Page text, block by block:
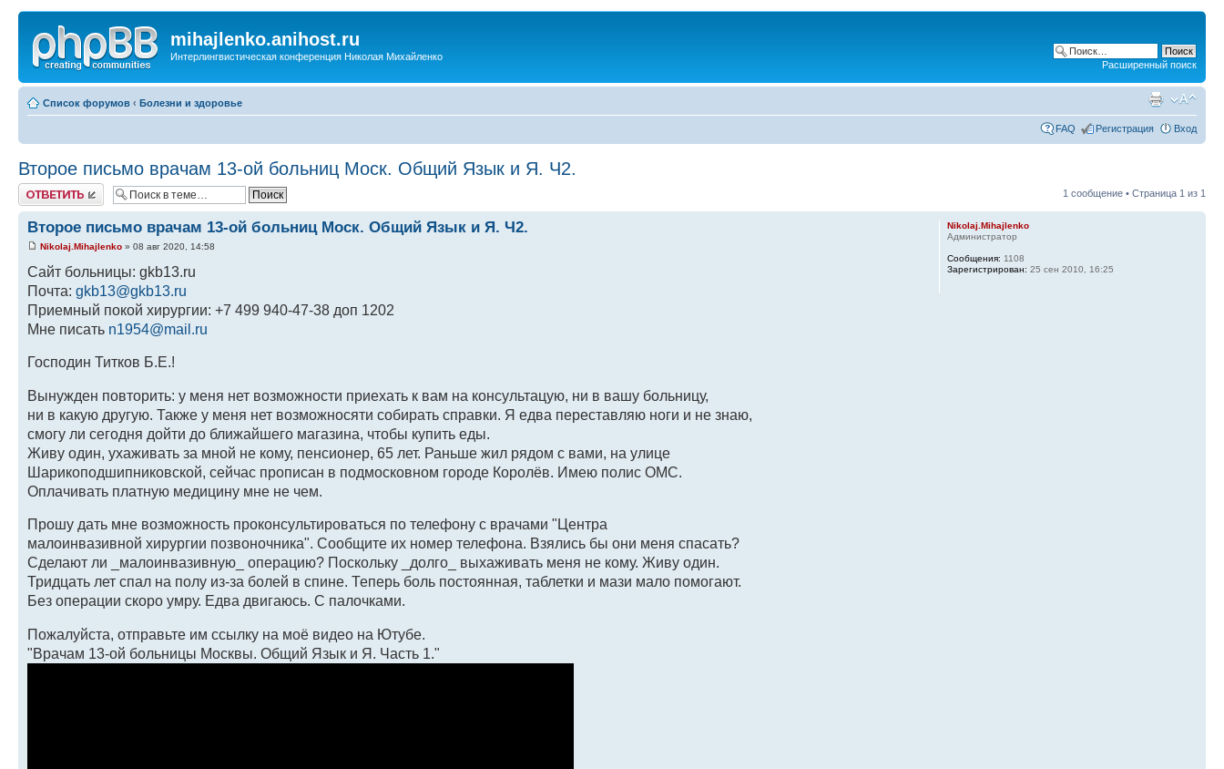
mihajlenko.anihost.ru
Интерлингвистическая конференция Николая Михайленко
Расширенный поиск
Список форумов ‹ Болезни и здоровье
FAQ Регистрация Вход
Второе письмо врачам 13-ой больниц Моск. Общий Язык и Я. Ч2.
Ответить 1 сообщение • Страница 1 из 1
Второе письмо врачам 13-ой больниц Моск. Общий Язык и Я. Ч2.
Nikolaj.Mihajlenko » 08 авг 2020, 14:58
Сайт больницы: gkb13.ru
Почта: gkb13@gkb13.ru
Приемный покой хирургии: +7 499 940-47-38 доп 1202
Мне писать n1954@mail.ru
Господин Титков Б.Е.!
Вынужден повторить: у меня нет возможности приехать к вам на консультацую, ни в вашу больницу,
ни в какую другую. Также у меня нет возможносяти собирать справки. Я едва переставляю ноги и не знаю,
смогу ли сегодня дойти до ближайшего магазина, чтобы купить еды.
Живу один, ухаживать за мной не кому, пенсионер, 65 лет. Раньше жил рядом с вами, на улице
Шарикоподшипниковской, сейчас прописан в подмосковном городе Королёв. Имею полис ОМС.
Оплачивать платную медицину мне не чем.
Прошу дать мне возможность проконсультироваться по телефону с врачами "Центра
малоинвазивной хирургии позвоночника". Сообщите их номер телефона. Взялись бы они меня спасать?
Сделают ли _малоинвазивную_ операцию? Поскольку _долго_ выхаживать меня не кому. Живу один.
Тридцать лет спал на полу из-за болей в спине. Теперь боль постоянная, таблетки и мази мало помогают.
Без операции скоро умру. Едва двигаюсь. С палочками.
Пожалуйста, отправьте им ссылку на моё видео на Ютубе.
"Врачам 13-ой больницы Москвы. Общий Язык и Я. Часть 1."
Nikolaj.Mihajlenko
Администратор
Сообщения: 1108
Зарегистрирован: 25 сен 2010, 16:25